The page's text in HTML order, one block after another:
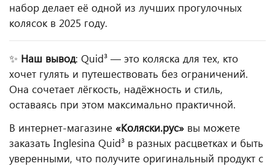
набор делает её одной из лучших прогулочных
колясок в 2025 году.
✨ Наш вывод: Quid³ — это коляска для тех, кто
хочет гулять и путешествовать без ограничений.
Она сочетает лёгкость, надёжность и стиль,
оставаясь при этом максимально практичной.
В интернет-магазине «Коляски.рус» вы можете
заказать Inglesina Quid³ в разных расцветках и быть
уверенными, что получите оригинальный продукт с